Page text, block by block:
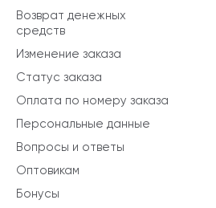
Возврат денежных
средств
Изменение заказа
Статус заказа
Оплата по номеру заказа
Персональные данные
Вопросы и ответы
Оптовикам
Бонусы